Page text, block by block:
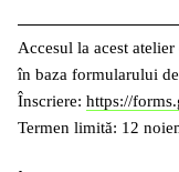
Accesul la acest
în baza formularului
Înscriere: https://
Termen limită: 12